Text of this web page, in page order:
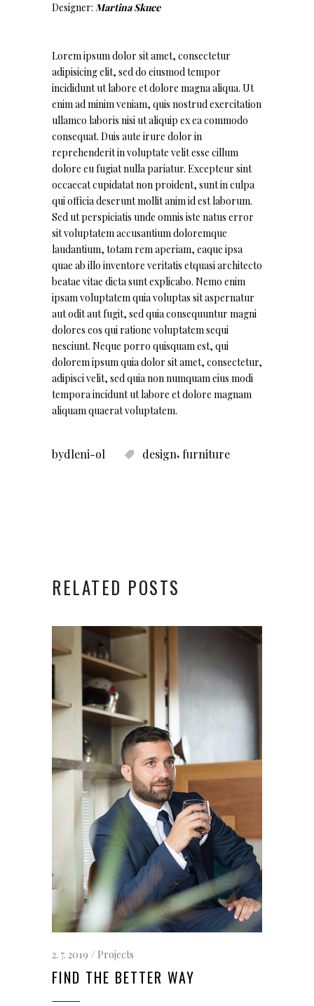
Designer: Martina Skuce
Lorem ipsum dolor sit amet, consectetur
adipisicing elit, sed do eiusmod tempor
incididunt ut labore et dolore magna aliqua. Ut
enim ad minim veniam, quis nostrud exercitation
ullamco laboris nisi ut aliquip ex ea commodo
consequat. Duis aute irure dolor in
reprehenderit in voluptate velit esse cillum
dolore eu fugiat nulla pariatur. Excepteur sint
occaecat cupidatat non proident, sunt in culpa
qui officia deserunt mollit anim id est laborum.
Sed ut perspiciatis unde omnis iste natus error
sit voluptatem accusantium doloremque
laudantium, totam rem aperiam, eaque ipsa
quae ab illo inventore veritatis etquasi architecto
beatae vitae dicta sunt explicabo. Nemo enim
ipsam voluptatem quia voluptas sit aspernatur
aut odit aut fugit, sed quia consequuntur magni
dolores eos qui ratione voluptatem sequi
nesciunt. Neque porro quisquam est, qui
dolorem ipsum quia dolor sit amet, consectetur,
adipisci velit, sed quia non numquam eius modi
tempora incidunt ut labore et dolore magnam
aliquam quaerat voluptatem.
bydleni-ol design, furniture
RELATED POSTS
2. 7. 2019 Projects
FIND THE BETTER WAY